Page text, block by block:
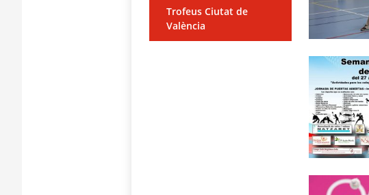
Trofeus Ciutat de
València